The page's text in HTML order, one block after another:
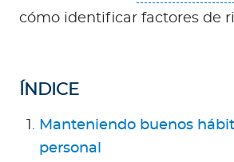
cómo identificar factores de
ÍNDICE
Manteniendo buenos
personal